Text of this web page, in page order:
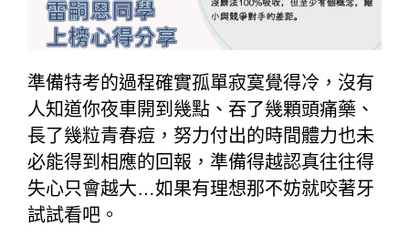
準備特考的過程確實孤單寂寞覺得冷，沒有
人知道你夜車開到幾點、吞了幾顆頭痛藥、
長了幾粒青春痘，努力付出的時間體力也未
必能得到相應的回報，準備得越認真往往得
失心只會越大…如果有理想那不妨就咬著牙
試試看吧。